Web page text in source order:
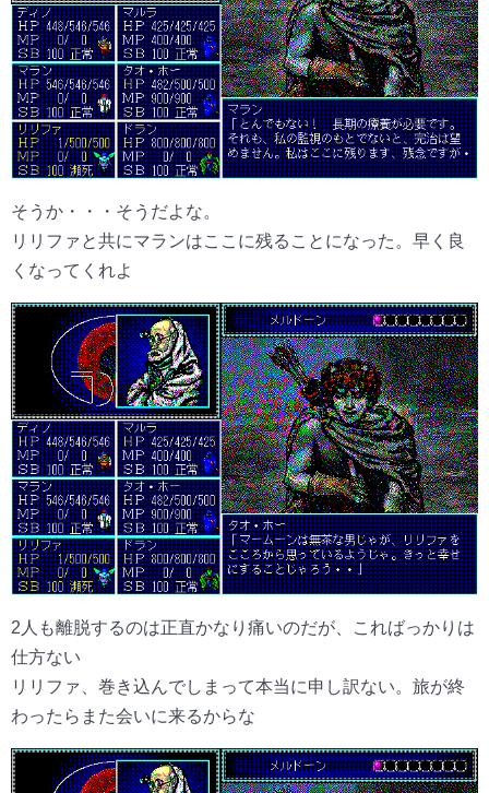
そうか・・・そうだよな。
リリファと共にマランはここに残ることになった。早く良
くなってくれよ
2人も離脱するのは正直かなり痛いのだが、こればっかりは
仕方ない
リリファ、巻き込んでしまって本当に申し訳ない。旅が終
わったらまた会いに来るからな